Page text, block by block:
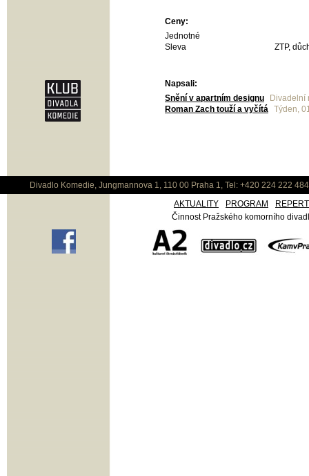
Ceny:
Jednotné
Sleva
ZTP,
Napsali:
Snění v apartním designu
Divadelní
Roman Zach touží a vyčítá Týden,
Divadlo Komedie, Jungmannova 1, 110 00 Praha 1, Tel: +420 224 222
AKTUALITY
PROGRAM
Činnost Pražského komorního